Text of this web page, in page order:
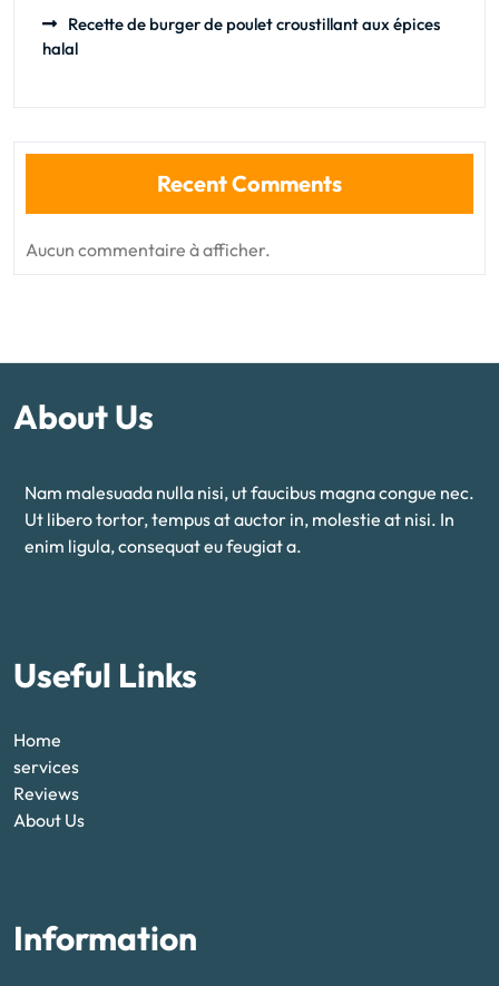
Recette de burger de poulet croustillant aux épices
halal
Recent Comments
Aucun commentaire à afficher.
About Us
Nam malesuada nulla nisi, ut faucibus magna congue nec.
Ut libero tortor, tempus at auctor in, molestie at nisi. In
enim ligula, consequat eu feugiat a.
Useful Links
Home
services
Reviews
About Us
Information